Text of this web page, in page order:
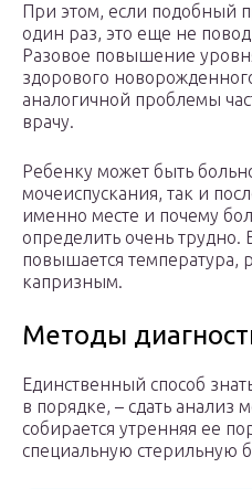
При этом, если подобный
один раз, это еще не повод
Разовое повышение
здорового
аналогичной проблемы
врачу.
Ребенку может быть
мочеиспускания, так и
именно месте и почему
определить очень трудно.
повышается температура,
капризным.
Методы
Единственный способ
в порядке, – сдать анализ
собирается утренняя ее
специальную стерильную